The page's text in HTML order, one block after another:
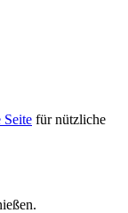
Seite für nützliche